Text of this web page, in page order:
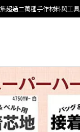
超過二萬種手作材料與工具